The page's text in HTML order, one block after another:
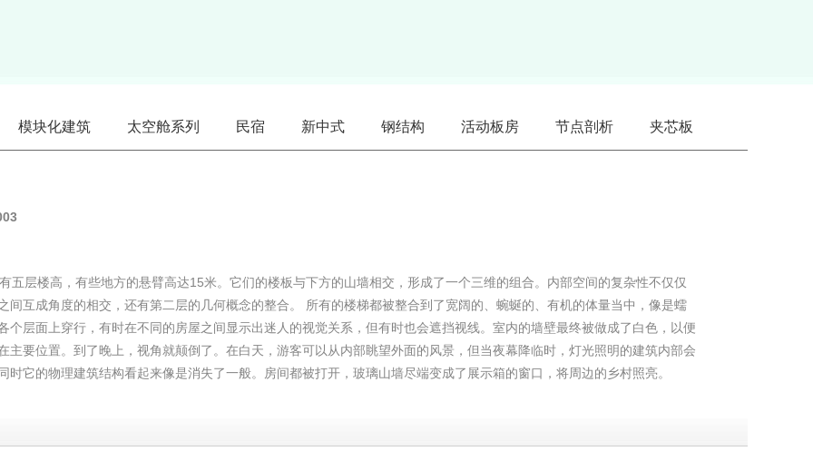
模块化建筑 太空舱系列 民宿 新中式 钢结构 活动板房 节点剖析 夹芯板
五层楼高，有些地方的悬臂高达15米。它们的楼板与下方的山墙相交，形成了一个三维的组合。内部空间的复杂性不仅仅
间互成角度的相交，还有第二层的几何概念的整合。 所有的楼梯都被整合到了宽阔的、蜿蜒的、有机的体量当中，像是蠕
个层面上穿行，有时在不同的房屋之间显示出迷人的视觉关系，但有时也会遮挡视线。室内的墙壁最终被做成了白色，以便
主要位置。到了晚上，视角就颠倒了。在白天，游客可以从内部眺望外面的风景，但当夜幕降临时，灯光照明的建筑内部会
时它的物理建筑结构看起来像是消失了一般。房间都被打开，玻璃山墙尽端变成了展示箱的窗口，将周边的乡村照亮。